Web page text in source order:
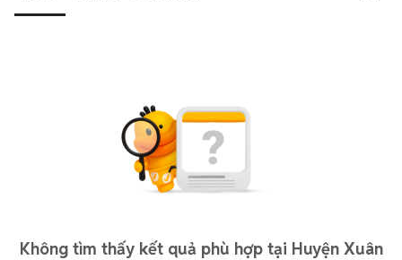
Không tìm thấy kết quả phù hợp tại Huyện Xuân